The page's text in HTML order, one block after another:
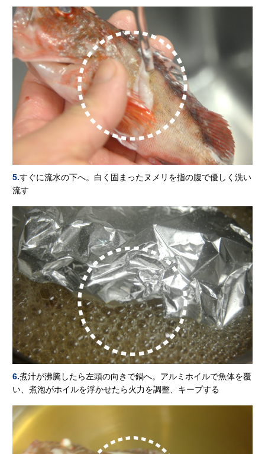
5.すぐに流水の下へ。白く固まったヌメリを指の腹で優しく洗い
流す
6.煮汁が沸騰したら左頭の向きで鍋へ。アルミホイルで魚体を覆
い、煮泡がホイルを浮かせたら火力を調整、キープする